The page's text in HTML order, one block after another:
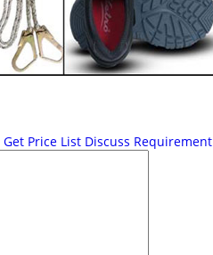
Get Price List Discuss Requirement